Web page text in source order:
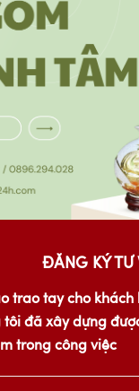
ĐĂNG KÝ TƯ
trao tay cho
tôi đã xây dựng
trong công việc